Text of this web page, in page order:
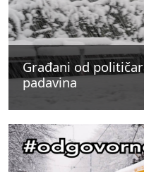
Građani od
padavina
Građani od
padavina
Građani od
padavina